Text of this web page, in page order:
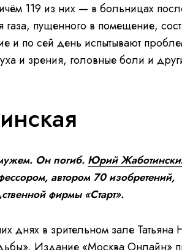
119 из них — в больницах
пущенного в помещение,
и по сей день испытывают
и зрения, головные боли и
Он погиб. Юрий
автором 70 изобретений,
фирмы «Старт».
днях в зрительном зале Татьяна